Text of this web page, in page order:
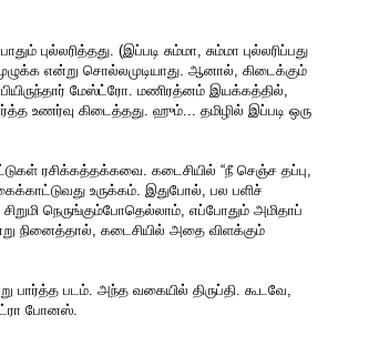
புல்லரித்தது. (இப்படி சும்மா, சும்மா புல்லரிப்பது
என்று சொல்லமுடியாது. ஆனால், கிடைக்கும்
மேஸ்ட்ரோ. மணிரத்னம் இயக்கத்தில்,
உணர்வு கிடைத்தது. ஹும்... தமிழில் இப்படி ஒரு
ரசிக்கத்தக்கவை. கடைசியில் “நீ செஞ்ச தப்பு,
உருக்கம். இதுபோல், பல பளிச்
நெருங்கும்போதெல்லாம், எப்போதும் அமிதாப்
நினைத்தால், கடைசியில் அதை விளக்கும்
படம். அந்த வகையில் திருப்தி. கூடவே,
போனஸ்.